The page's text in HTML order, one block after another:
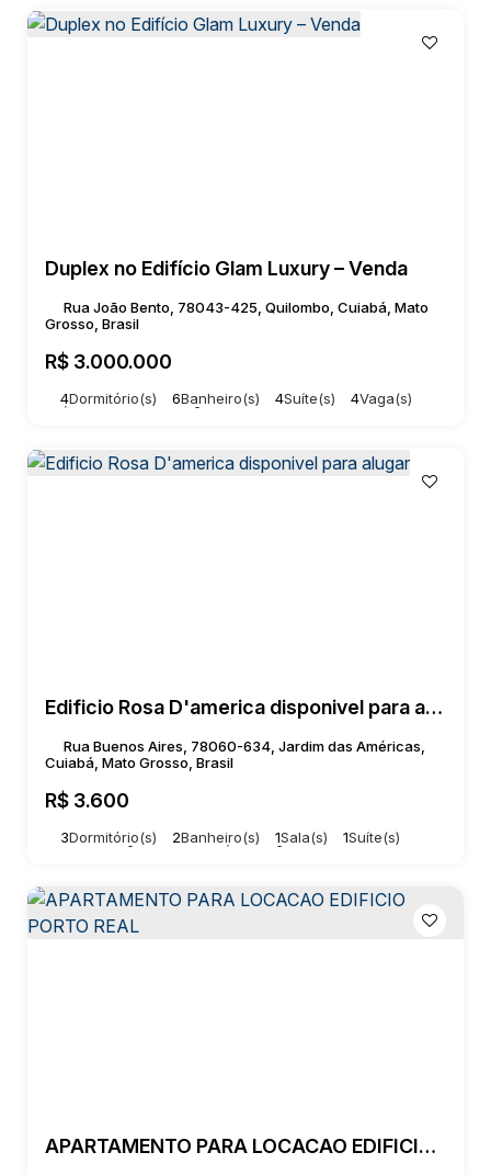
Duplex no Edifício Glam Luxury – Venda
R$ 3.000.000
Rua João Bento, 78043-425, Quilombo, Cuiabá, Mato
Grosso, Brasil
4Dormitório(s) 6Banheiro(s) 4Suíte(s) 4Vaga(s)
Útil:
292 ~ 292000m²
Edificio Rosa D'america disponivel para alugar
R$ 3.600
Rua Buenos Aires, 78060-634, Jardim das Américas,
Cuiabá, Mato Grosso, Brasil
3Dormitório(s) 2Banheiro(s) 1Sala(s) 1Suíte(s)
89m² Útil: 89m²
APARTAMENTO PARA LOCACAO EDIFICIO PORTO REAL